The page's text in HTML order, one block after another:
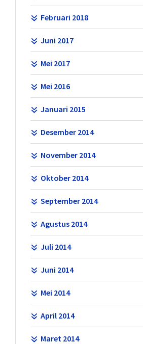
Februari 2018
Juni 2017
Mei 2017
Mei 2016
Januari 2015
Desember 2014
November 2014
Oktober 2014
September 2014
Agustus 2014
Juli 2014
Juni 2014
Mei 2014
April 2014
Maret 2014